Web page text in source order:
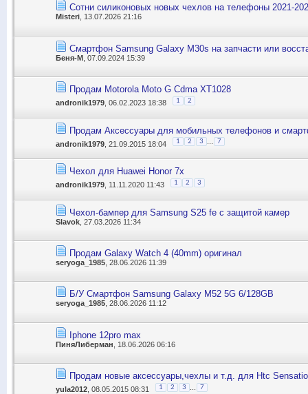
Сотни силиконовых новых чехлов на телефоны 2021-
Misteri , 13.07.2026 21:16
Смартфон Samsung Galaxy M30s на запчасти или
Беня-М , 07.09.2024 15:39
Продам Motorola Moto G Cdma XT1028
andronik1979 , 06.02.2023 18:38 1 2
Продам Аксессуары для мобильных телефонов и
andronik1979 , 21.09.2015 18:04 1 2 3 7
Чехол для Huawei Honor 7x
andronik1979 , 11.11.2020 11:43 1 2 3
Чехол-бампер для Samsung S25 fe с защитой камер
Slavok , 27.03.2026 11:34
Продам Galaxy Watch 4 (40mm) оригинал
seryoga_1985 , 28.06.2026 11:39
Б/У Смартфон Samsung Galaxy M52 5G 6/128GB
seryoga_1985, 28.06.2026 11:12
Iphone 12pro max
ПиняЛиберман , 18.06.2026 06:16
Продам новые аксессуары,чехлы и т.д. для Htc
yula2012 , 08.05.2015 08:31 1 2 3 7